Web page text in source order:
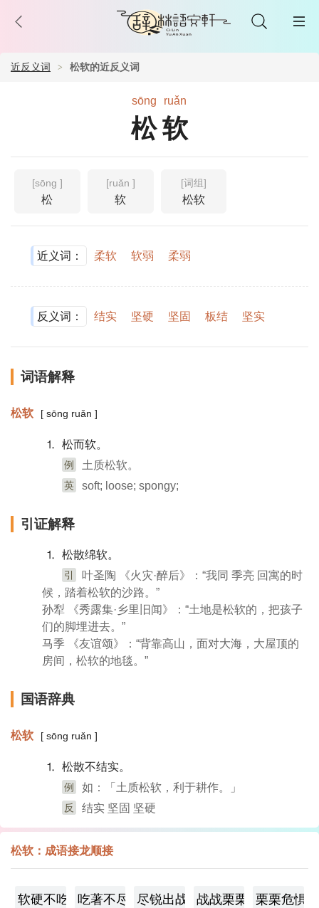
近反义词 松软的近反义词
sōng ruǎn
松软
[sōng ]
松
[ruǎn ]
软
[词组]
松软
近义词： 柔软 软弱 柔弱
反义词： 结实 坚硬 坚固 板结 坚实
词语解释
松软 [ sōng ruǎn ]
⒈ 松而软。
例 土质松软。
英 soft; loose; spongy;
引证解释
⒈ 松散绵软。
引
叶圣陶 《火灾·醉后》：“我同 季亮 回寓的时
候，踏着松软的沙路。”
孙犁 《秀露集·乡里旧闻》：“土地是松软的，把孩子
们的脚埋进去。”
马季 《友谊颂》：“背靠高山，面对大海，大屋顶的
房间，松软的地毯。”
国语辞典
松软 [ sōng ruǎn ]
⒈ 松散不结实。
例 如：「土质松软，利于耕作。」
反 结实 坚固 坚硬
松软：成语接龙顺接
软硬不吃 吃著不尽 尽锐出战 战战栗栗 栗栗危惧